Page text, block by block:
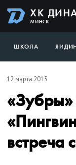
ХК
МИНСК
ШКОЛА
12 марта 2015
«Зубры»
встреча